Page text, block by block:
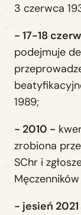
3 czerwca
- 17-18
podejmuje
1989;
- 2010 -
zrobiona
SChr i
- jesień